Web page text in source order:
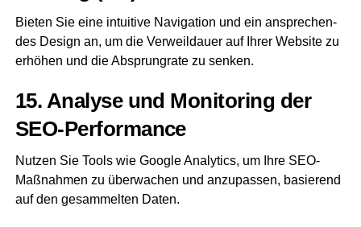
Bie­ten Sie eine intui­ti­ve Navi­ga­ti­on und ein anspre­chen­
des Design an, um die Ver­weil­dau­er auf Ihrer Web­site zu
erhö­hen und die Absprungra­te zu senken.
15. Ana­ly­se und Moni­to­ring der
SEO-Performance
Nut­zen Sie Tools wie Goog­le Ana­ly­tics, um Ihre SEO-
Maß­nah­men zu über­wa­chen und anzu­pas­sen, basie­rend
auf den gesam­mel­ten Daten.